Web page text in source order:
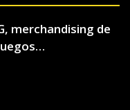
merchandising de